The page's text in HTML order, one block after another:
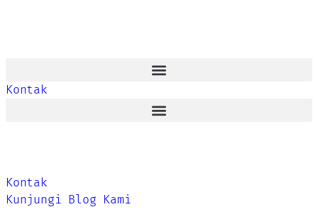
Kontak
Kontak
Kunjungi Blog Kami